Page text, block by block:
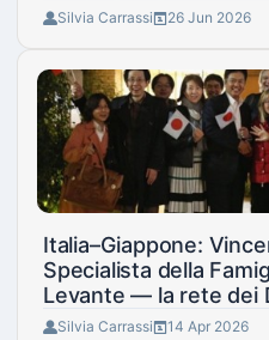
Silvia Carrassi 26 Jun 2026
Italia–Giappone:
Specialista della
Levante — la rete dei
Silvia Carrassi 14 Apr 2026